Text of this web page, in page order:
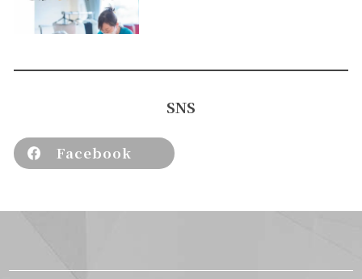
SNS
Facebook